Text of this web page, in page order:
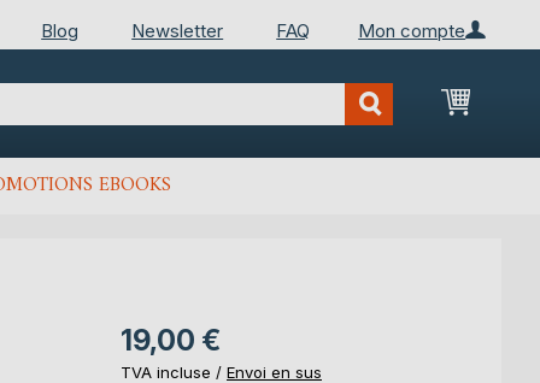
Mon compte
Blog Newsletter FAQ
Mon
EBOOKS
19,00 €
TVA incluse / Envoi en sus